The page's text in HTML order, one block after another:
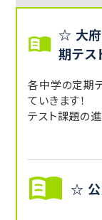
☆ 大府
期テ
各中学の定期
ていきます！
テスト課題の
で採択されて
ので、テスト
☆ 公